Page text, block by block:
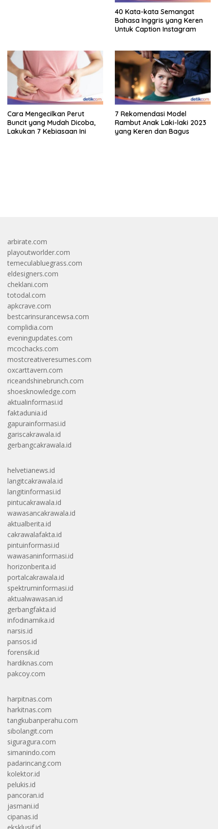
40 Kata-kata Semangat
Bahasa Inggris yang Keren
Untuk Caption Instagram
Cara Mengecilkan Perut
Buncit yang Mudah Dicoba,
Lakukan 7 Kebiasaan Ini
7 Rekomendasi Model
Rambut Anak Laki-laki 2023
yang Keren dan Bagus
arbirate.com
playoutworlder.com
temeculabluegrass.com
eldesigners.com
cheklani.com
totodal.com
apkcrave.com
bestcarinsurancewsa.com
complidia.com
eveningupdates.com
mcochacks.com
mostcreativeresumes.com
oxcarttavern.com
riceandshinebrunch.com
shoesknowledge.com
aktualinformasi.id
faktadunia.id
gapurainformasi.id
gariscakrawala.id
gerbangcakrawala.id
helvetianews.id
langitcakrawala.id
langitinformasi.id
pintucakrawala.id
wawasancakrawala.id
aktualberita.id
cakrawalafakta.id
pintuinformasi.id
wawasaninformasi.id
horizonberita.id
portalcakrawala.id
spektruminformasi.id
aktualwawasan.id
gerbangfakta.id
infodinamika.id
narsis.id
pansos.id
forensik.id
hardiknas.com
pakcoy.com
harpitnas.com
harkitnas.com
tangkubanperahu.com
sibolangit.com
siguragura.com
simanindo.com
padarincang.com
kolektor.id
pelukis.id
pancoran.id
jasmani.id
cipanas.id